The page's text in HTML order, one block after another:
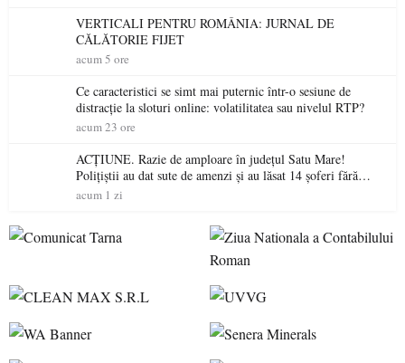
VERTICALI PENTRU ROMÂNIA: JURNAL DE
CĂLĂTORIE FIJET
acum 5 ore
Ce caracteristici se simt mai puternic într-o sesiune de
distracție la sloturi online: volatilitatea sau nivelul RTP?
acum 23 ore
ACȚIUNE. Razie de amploare în județul Satu Mare!
Polițiștii au dat sute de amenzi și au lăsat 14 șoferi fără
permis într-o singură zi
acum 1 zi